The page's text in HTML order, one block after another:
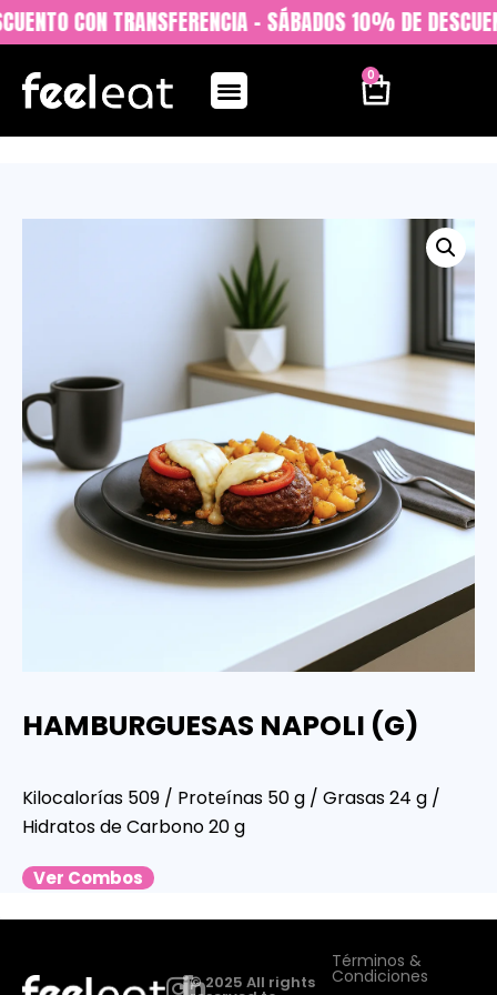
CON TRANSFERENCIA - SÁBADOS 10% DE
0
HAMBURGUESAS NAPOLI (G)
Kilocalorías 509 / Proteínas 50 g / Grasas 24 g /
Hidratos de Carbono 20 g
Ver Combos
© 2025 All rights
Términos &
Condiciones